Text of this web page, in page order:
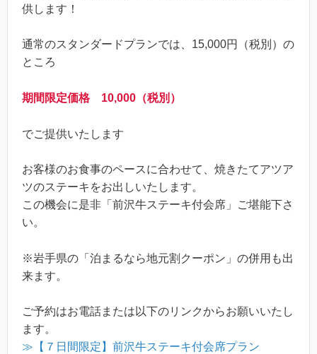
供します！
通常のスタンダードプランでは、15,000円（税別）の
ところ
期間限定価格 10,000（税別）
でご提供いたします
お客様のお食事のペースに合わせて、焼きたてアツア
ツのステーキをお出しいたします。
この機会に是非「前沢牛ステーキ付会席」ご堪能下さ
い。
※岩手県の「泊まるなら地元割クーポン」の併用も出
来ます。
ご予約はお電話または以下のリンクからお願いいたし
ます。
≫【７日間限定】前沢牛ステーキ付会席プラン